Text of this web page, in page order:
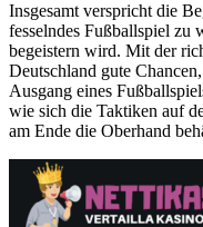
Insgesamt verspricht die
fesselndes Fußballspiel zu
begeistern wird. Mit der
Deutschland gute
Ausgang eines
wie sich die Taktiken auf
am Ende die Oberhand